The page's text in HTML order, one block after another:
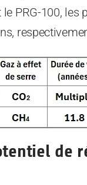
le PRG-100,
de